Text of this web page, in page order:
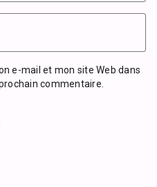
e-mail et mon site Web dans
commentaire.